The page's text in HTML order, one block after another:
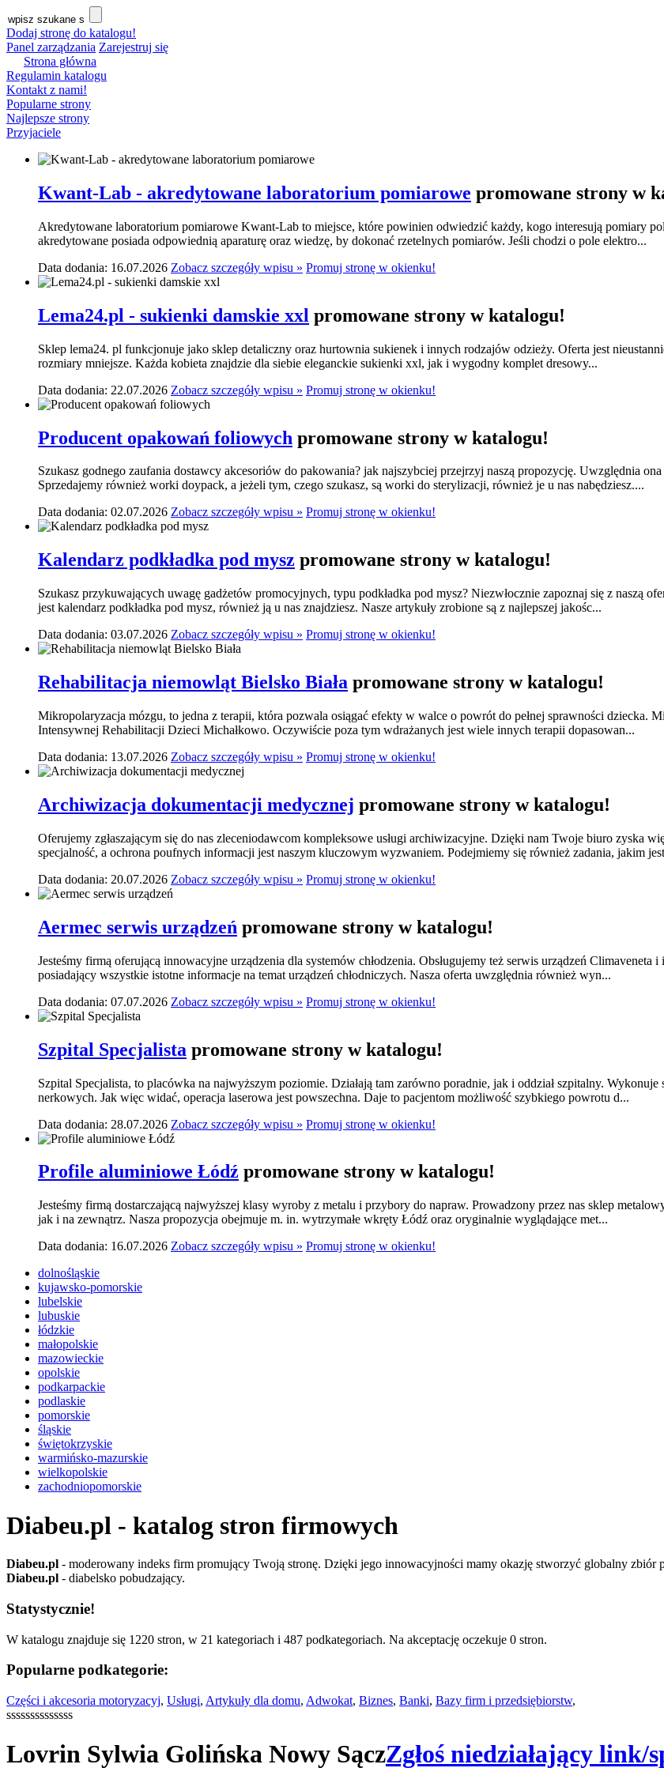
Dodaj stronę do katalogu!
Panel zarządzania Zarejestruj się
Strona główna
Regulamin katalogu
Kontakt z nami!
Popularne strony
Najlepsze strony
Przyjaciele
Kwant-Lab - akredytowane laboratorium pomiarowe promowane strony w
Akredytowane laboratorium pomiarowe Kwant-Lab to miejsce, które powinien odwiedzić każdy, kogo interesują pomiary
akredytowane posiada odpowiednią aparaturę oraz wiedzę, by dokonać rzetelnych pomiarów. Jeśli chodzi o pole elektro...
Data dodania: 16.07.2026 Zobacz szczegóły wpisu » Promuj stronę w okienku!
Lema24.pl - sukienki damskie xxl promowane strony w katalogu!
Sklep lema24. pl funkcjonuje jako sklep detaliczny oraz hurtownia sukienek i innych rodzajów odzieży. Oferta jest
rozmiary mniejsze. Każda kobieta znajdzie dla siebie eleganckie sukienki xxl, jak i wygodny komplet dresowy...
Data dodania: 22.07.2026 Zobacz szczegóły wpisu » Promuj stronę w okienku!
Producent opakowań foliowych promowane strony w katalogu!
Szukasz godnego zaufania dostawcy akcesoriów do pakowania? jak najszybciej przejrzyj naszą propozycję. Uwzględnia
Sprzedajemy również worki doypack, a jeżeli tym, czego szukasz, są worki do sterylizacji, również je u nas nabędziesz....
Data dodania: 02.07.2026 Zobacz szczegóły wpisu » Promuj stronę w okienku!
Kalendarz podkładka pod mysz promowane strony w katalogu!
Szukasz przykuwających uwagę gadżetów promocyjnych, typu podkładka pod mysz? Niezwłocznie zapoznaj się z naszą
jest kalendarz podkładka pod mysz, również ją u nas znajdziesz. Nasze artykuły zrobione są z najlepszej jakośc...
Data dodania: 03.07.2026 Zobacz szczegóły wpisu » Promuj stronę w okienku!
Rehabilitacja niemowląt Bielsko Biała promowane strony w katalogu!
Mikropolaryzacja mózgu, to jedna z terapii, która pozwala osiągać efekty w walce o powrót do pełnej sprawności dziecka.
Intensywnej Rehabilitacji Dzieci Michałkowo. Oczywiście poza tym wdrażanych jest wiele innych terapii dopasowan...
Data dodania: 13.07.2026 Zobacz szczegóły wpisu » Promuj stronę w okienku!
Archiwizacja dokumentacji medycznej promowane strony w katalogu!
Oferujemy zgłaszającym się do nas zleceniodawcom kompleksowe usługi archiwizacyjne. Dzięki nam Twoje biuro zyska
specjalność, a ochrona poufnych informacji jest naszym kluczowym wyzwaniem. Podejmiemy się również zadania, jakim
Data dodania: 20.07.2026 Zobacz szczegóły wpisu » Promuj stronę w okienku!
Aermec serwis urządzeń promowane strony w katalogu!
Jesteśmy firmą oferującą innowacyjne urządzenia dla systemów chłodzenia. Obsługujemy też serwis urządzeń
posiadający wszystkie istotne informacje na temat urządzeń chłodniczych. Nasza oferta uwzględnia również wyn...
Data dodania: 07.07.2026 Zobacz szczegóły wpisu » Promuj stronę w okienku!
Szpital Specjalista promowane strony w katalogu!
Szpital Specjalista, to placówka na najwyższym poziomie. Działają tam zarówno poradnie, jak i oddział szpitalny.
nerkowych. Jak więc widać, operacja laserowa jest powszechna. Daje to pacjentom możliwość szybkiego powrotu d...
Data dodania: 28.07.2026 Zobacz szczegóły wpisu » Promuj stronę w okienku!
Profile aluminiowe Łódź promowane strony w katalogu!
Jesteśmy firmą dostarczającą najwyższej klasy wyroby z metalu i przybory do napraw. Prowadzony przez nas sklep
jak i na zewnątrz. Nasza propozycja obejmuje m. in. wytrzymałe wkręty Łódź oraz oryginalnie wyglądające met...
Data dodania: 16.07.2026 Zobacz szczegóły wpisu » Promuj stronę w okienku!
dolnośląskie
kujawsko-pomorskie
lubelskie
lubuskie
łódzkie
małopolskie
mazowieckie
opolskie
podkarpackie
podlaskie
pomorskie
śląskie
świętokrzyskie
warmińsko-mazurskie
wielkopolskie
zachodniopomorskie
Diabeu.pl - katalog stron firmowych
Diabeu.pl - moderowany indeks firm promujący Twoją stronę. Dzięki jego innowacyjności mamy okazję stworzyć globalny
Diabeu.pl - diabelsko pobudzający.
Statystycznie!
W katalogu znajduje się 1220 stron, w 21 kategoriach i 487 podkategoriach. Na akceptację oczekuje 0 stron.
Popularne podkategorie:
Części i akcesoria motoryzacyj, Usługi, Artykuły dla domu, Adwokat, Biznes, Banki, Bazy firm i przedsiębiorstw,
ssssssssssssss
Lovrin Sylwia Golińska Nowy SączZgłoś niedziałający link/